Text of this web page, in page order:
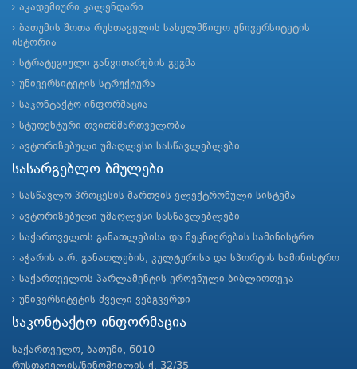
აკადემიური კალენდარი
ბათუმის შოთა რუსთაველის სახელმწიფო უნივერსიტეტის
ისტორია
სტრატეგიული განვითარების გეგმა
უნივერსიტეტის სტრუქტურა
საკონტაქტო ინფორმაცია
სტუდენტური თვითმმართველობა
ავტორიზებული უმაღლესი სასწავლებლები
სასარგებლო ბმულები
სასწავლო პროცესის მართვის ელექტრონული სისტემა
ავტორიზებული უმაღლესი სასწავლებლები
საქართველოს განათლებისა და მეცნიერების სამინისტრო
აჭარის ა.რ. განათლების, კულტურისა და სპორტის სამინისტრო
საქართველოს პარლამენტის ეროვნული ბიბლიოთეკა
უნივერსიტეტის ძველი ვებგვერდი
საკონტაქტო ინფორმაცია
საქართველო, ბათუმი, 6010
რუსთაველის/ნინოშვილის ქ. 32/35